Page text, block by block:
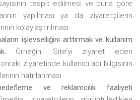
tespit edilmesi ve buna göre
yapılması ya da ziyaretçilerin
kolaylaştırılması.
işlevselliğini arttırmak ve kullanım
Örneğin, Site’yi ziyaret eden
ziyaretinde kullanıcı adı bilgisinin
hatırlanması.
ve reklamcılık faaliyeti